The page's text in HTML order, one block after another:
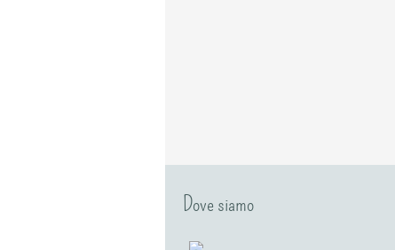
Dove siamo